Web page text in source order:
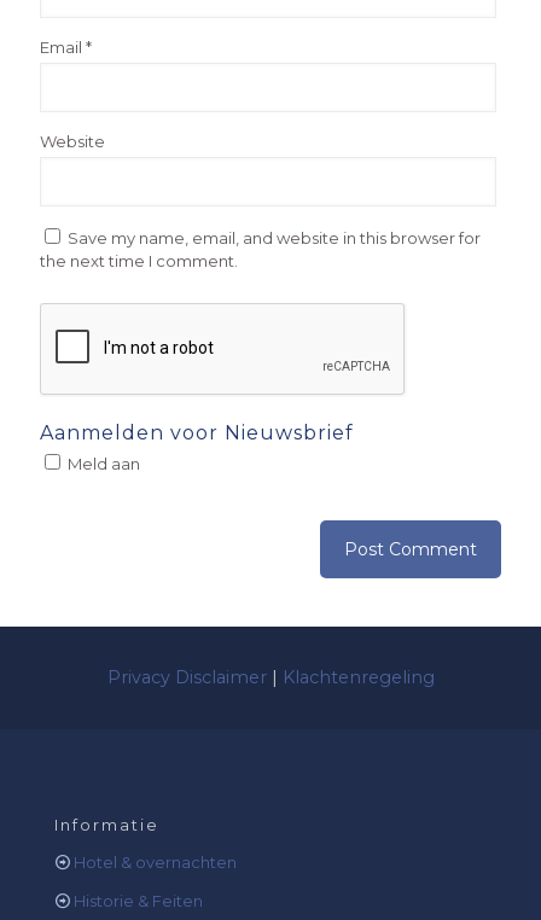
Email *
Website
Save my name, email, and website in this browser for
the next time I comment.
Aanmelden voor Nieuwsbrief
Meld aan
Privacy Disclaimer| Klachtenregeling
Informatie
Hotel & overnachten
Historie & Feiten